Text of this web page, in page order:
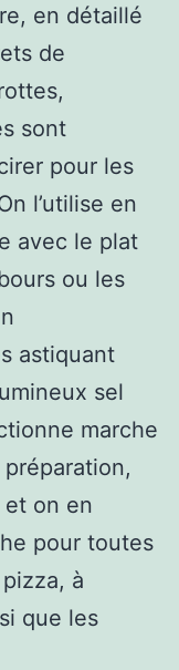
en détaillé
de
sont
pour les
l’utilise en
avec le plat
ou les
astiquant
sel
marche
on en
pour toutes
à
que les